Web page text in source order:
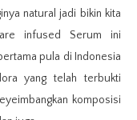
natural jadi bikin kita
infused Serum ini
pula di Indonesia
yang telah terbukti
komposisi